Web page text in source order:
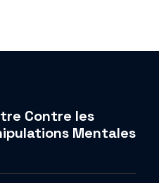
Contre les
Mentales